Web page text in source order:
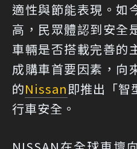
適性與節能表現。如
高，民眾體認到安全
車輛是否搭載完善的
成購車首要因素，向
的Nissan即推出「智
行車安全。